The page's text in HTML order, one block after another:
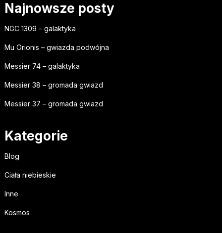
Najnowsze posty
NGC 1309 – galaktyka
Mu Orionis – gwiazda podwójna
Messier 74 – galaktyka
Messier 38 – gromada gwiazd
Messier 37 – gromada gwiazd
Kategorie
Blog
Ciała niebieskie
Inne
Kosmos